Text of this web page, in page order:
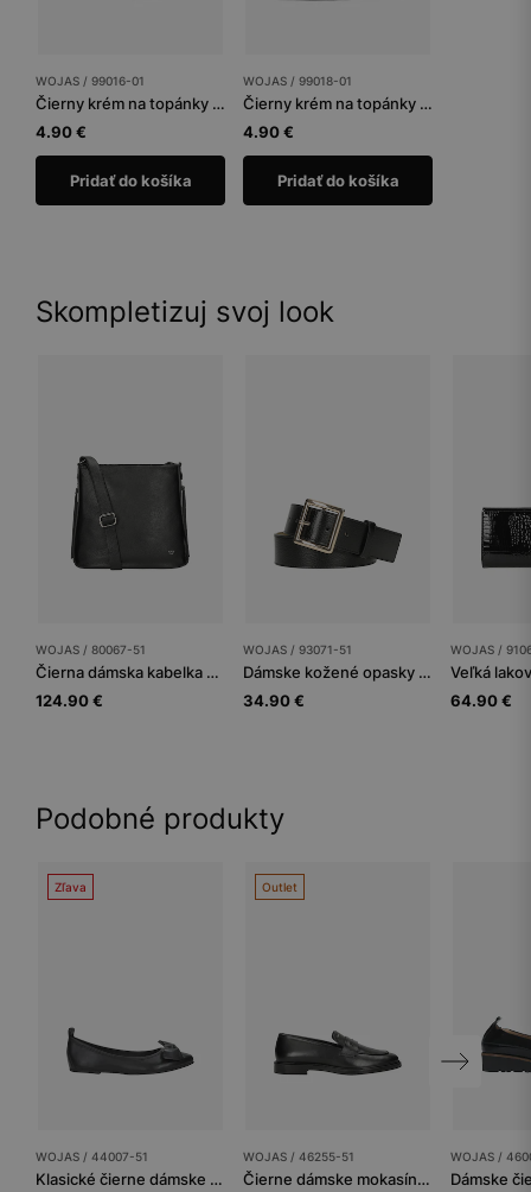
WOJAS / 99016-01
Čierny krém na topánky tuba 75 ml
4.90 €
Pridať do košíka
WOJAS / 99018-01
Čierny krém na topánky 50 ml
4.90 €
Pridať do košíka
Skompletizuj svoj look
WOJAS / 80067-51
Čierna dámska kabelka na rameno
124.90 €
WOJAS / 93071-51
Dámske kožené opasky z lícovej kože na každý deň
34.90 €
WOJAS /
64.90 €
Podobné produkty
Zľava
WOJAS / 44007-51
Klasické čierne dámske balerínky z lícovej kože
Outlet
WOJAS / 46255-51
Čierne dámske mokasíny v modernom pánskom looku
WOJAS /